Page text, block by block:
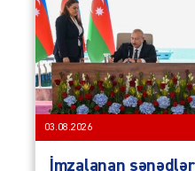
03.08.2026
İmzalanan